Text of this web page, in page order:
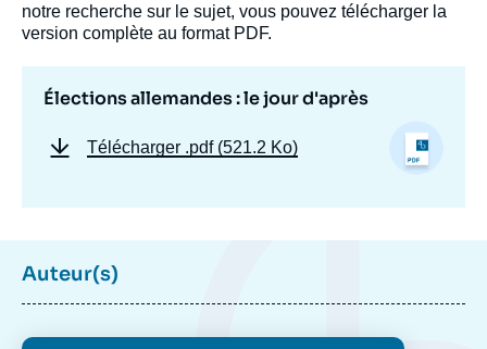
notre recherche sur le sujet, vous pouvez télécharger la
version complète au format PDF.
Élections allemandes : le jour d'après
Télécharger .pdf (521.2 Ko)
Auteur(s)